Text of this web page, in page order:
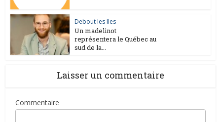
Debout les Iles
Un madelinot
représentera le Québec au
sud de la...
Laisser un commentaire
Commentaire